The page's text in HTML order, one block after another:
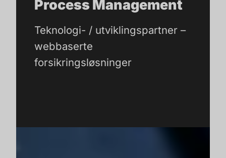
Process Management
Teknologi- / utviklingspartner –
webbaserte
forsikringsløsninger